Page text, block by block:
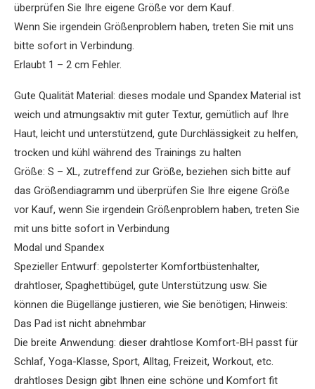
überprüfen Sie Ihre eigene Größe vor dem Kauf.
Wenn Sie irgendein Größenproblem haben, treten Sie mit uns
bitte sofort in Verbindung.
Erlaubt 1 – 2 cm Fehler.
Gute Qualität Material: dieses modale und Spandex Material ist
weich und atmungsaktiv mit guter Textur, gemütlich auf Ihre
Haut, leicht und unterstützend, gute Durchlässigkeit zu helfen,
trocken und kühl während des Trainings zu halten
Größe: S – XL, zutreffend zur Größe, beziehen sich bitte auf
das Größendiagramm und überprüfen Sie Ihre eigene Größe
vor Kauf, wenn Sie irgendein Größenproblem haben, treten Sie
mit uns bitte sofort in Verbindung
Modal und Spandex
Spezieller Entwurf: gepolsterter Komfortbüstenhalter,
drahtloser, Spaghettibügel, gute Unterstützung usw. Sie
können die Bügellänge justieren, wie Sie benötigen; Hinweis:
Das Pad ist nicht abnehmbar
Die breite Anwendung: dieser drahtlose Komfort-BH passt für
Schlaf, Yoga-Klasse, Sport, Alltag, Freizeit, Workout, etc.
drahtloses Design gibt Ihnen eine schöne und Komfort fit